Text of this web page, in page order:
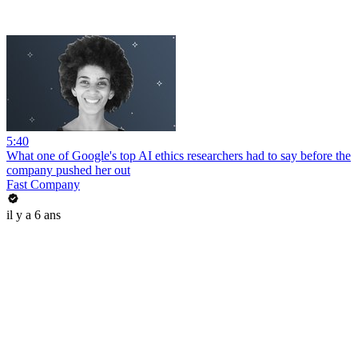
5:40
What one of Google's top AI ethics researchers had to say before the
company pushed her out
Fast Company
il y a 6 ans